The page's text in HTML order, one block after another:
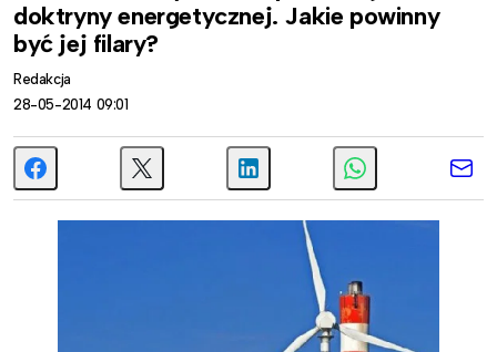
doktryny energetycznej. Jakie powinny
być jej filary?
Redakcja
28-05-2014 09:01